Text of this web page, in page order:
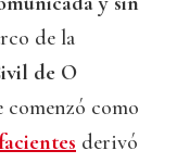
de la
de O
comenzó como
derivó